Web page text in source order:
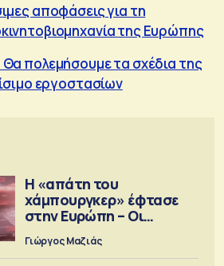
αποφάσεις για τη
της Ευρώπης
πολεμήσουμε τα σχέδια της
εργοστασίων
Η «απάτη του
χάμπουργκερ» έφτασε
στην Ευρώπη – Οι
προειδοποιήσεις
Γιώργος Μαζιάς